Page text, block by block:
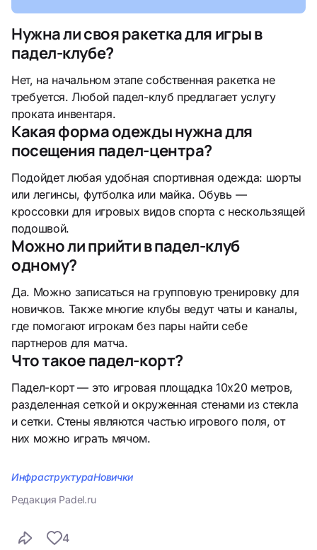
Нужна ли своя ракетка для игры в
падел-клубе?
Нет, на начальном этапе собственная ракетка не
требуется. Любой падел-клуб предлагает услугу
проката инвентаря.
Какая форма одежды нужна для
посещения падел-центра?
Подойдет любая удобная спортивная одежда: шорты
или легинсы, футболка или майка. Обувь —
кроссовки для игровых видов спорта с нескользящей
подошвой.
Можно ли прийти в падел-клуб
одному?
Да. Можно записаться на групповую тренировку для
новичков. Также многие клубы ведут чаты и каналы,
где помогают игрокам без пары найти себе
партнеров для матча.
Что такое падел-корт?
Падел-корт — это игровая площадка 10х20 метров,
разделенная сеткой и окруженная стенами из стекла
и сетки. Стены являются частью игрового поля, от
них можно играть мячом.
ИнфраструктураНовички
Редакция Padel.ru
4